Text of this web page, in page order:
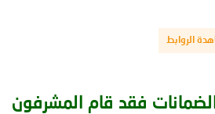
الروابط
فقد قام المشرفون